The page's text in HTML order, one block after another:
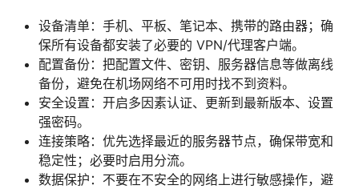
设备清单：手机、平板、笔记本、携带的路由器；确
保所有设备都安装了必要的 VPN/代理客户端。
配置备份：把配置文件、密钥、服务器信息等做离线
备份，避免在机场网络不可用时找不到资料。
安全设置：开启多因素认证、更新到最新版本、设置
强密码。
连接策略：优先选择最近的服务器节点，确保带宽和
稳定性；必要时启用分流。
数据保护：不要在不安全的网络上进行敏感操作，避